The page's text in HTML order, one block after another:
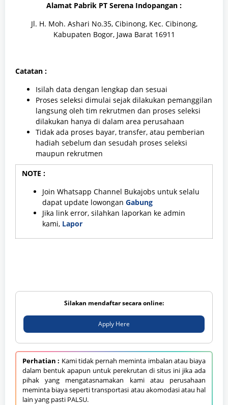
Alamat Pabrik PT Serena Indopangan :
Jl. H. Moh. Ashari No.35, Cibinong, Kec. Cibinong,
Kabupaten Bogor, Jawa Barat 16911
Catatan :
Isilah data dengan lengkap dan sesuai
Proses seleksi dimulai sejak dilakukan pemanggilan
langsung oleh tim rekrutmen dan proses seleksi
dilakukan hanya di dalam area perusahaan
Tidak ada proses bayar, transfer, atau pemberian
hadiah sebelum dan sesudah proses seleksi
maupun rekrutmen
NOTE :
Join Whatsapp Channel Bukajobs untuk selalu
dapat update lowongan Gabung
Jika link error, silahkan laporkan ke admin
kami, Lapor
Silakan mendaftar secara online:
Apply Here
Perhatian : Kami tidak pernah meminta imbalan atau biaya
dalam bentuk apapun untuk perekrutan di situs ini jika ada
pihak yang mengatasnamakan kami atau perusahaan
meminta biaya seperti transportasi atau akomodasi atau hal
lain yang pasti PALSU.